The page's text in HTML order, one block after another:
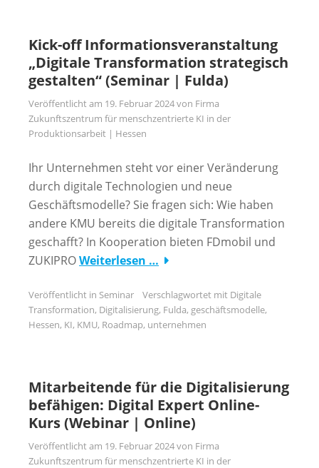
Kick-off Informationsveranstaltung
„Digitale Transformation strategisch
gestalten“ (Seminar | Fulda)
Veröffentlicht am 19. Februar 2024von Firma
Zukunftszentrum für menschzentrierte KI in der
Produktionsarbeit | Hessen
Ihr Unternehmen steht vor einer Veränderung
durch digitale Technologien und neue
Geschäftsmodelle? Sie fragen sich: Wie haben
andere KMU bereits die digitale Transformation
geschafft? In Kooperation bieten FDmobil und
ZUKIPROWeiterlesen …
Veröffentlicht in Seminar Verschlagwortet mit Digitale
Transformation, Digitalisierung, Fulda, geschäftsmodelle,
Hessen, KI, KMU, Roadmap, unternehmen
Mitarbeitende für die Digitalisierung
befähigen: Digital Expert Online-
Kurs (Webinar | Online)
Veröffentlicht am 19. Februar 2024von Firma
Zukunftszentrum für menschzentrierte KI in der